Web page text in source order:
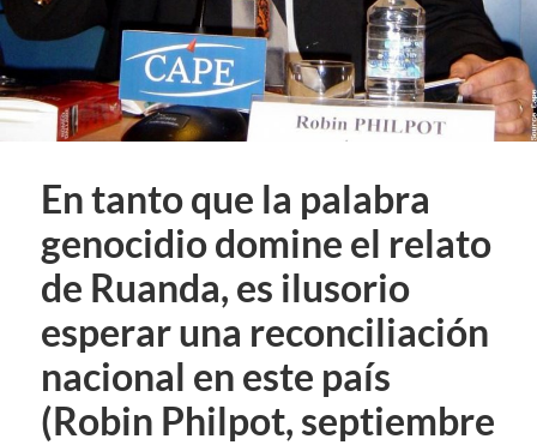
En tanto que la palabra
genocidio domine el relato
de Ruanda, es ilusorio
esperar una reconciliación
nacional en este país
(Robin Philpot, septiembre